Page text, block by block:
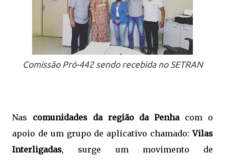
Comissão Pró-442 sendo recebida no SETRAN
Nas comunidades da região da Penhacom o
apoio de um grupo de aplicativo chamado:Vilas
Interligadas, surge um movimento de